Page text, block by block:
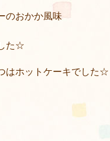
のおかか風味
た☆
はホットケーキでした☆